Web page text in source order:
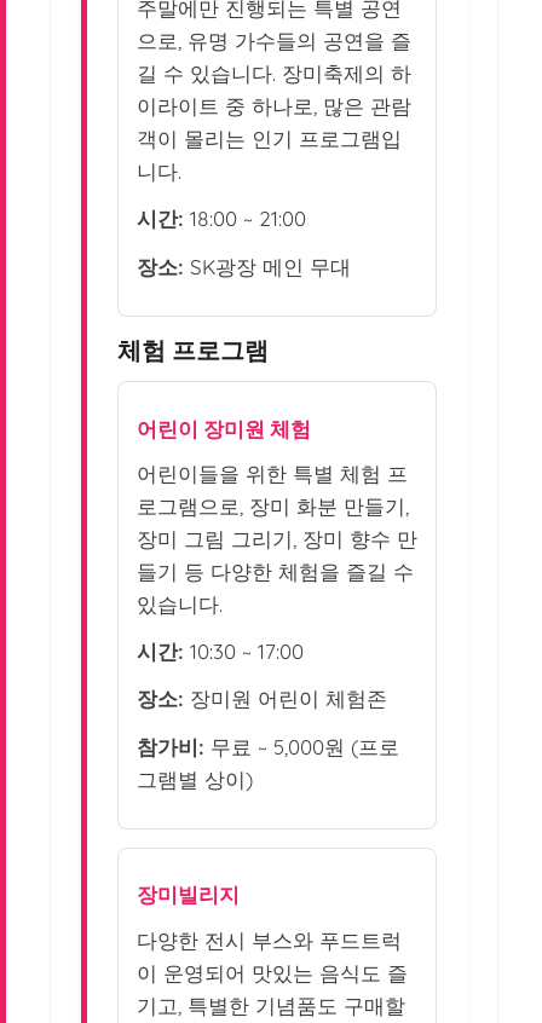
주말에만 진행되는 특별 공연
으로, 유명 가수들의 공연을 즐
길 수 있습니다. 장미축제의 하
이라이트 중 하나로, 많은 관람
객이 몰리는 인기 프로그램입
니다.
시간: 18:00 ~ 21:00
장소: SK광장 메인 무대
체험 프로그램
어린이 장미원 체험
어린이들을 위한 특별 체험 프
로그램으로, 장미 화분 만들기,
장미 그림 그리기, 장미 향수 만
들기 등 다양한 체험을 즐길 수
있습니다.
시간: 10:30 ~ 17:00
장소: 장미원 어린이 체험존
참가비: 무료 ~ 5,000원 (프로
그램별 상이)
장미빌리지
다양한 전시 부스와 푸드트럭
이 운영되어 맛있는 음식도 즐
기고, 특별한 기념품도 구매할